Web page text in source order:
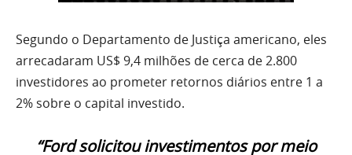
Segundo o Departamento de Justiça americano, eles
arrecadaram US$ 9,4 milhões de cerca de 2.800
investidores ao prometer retornos diários entre 1 a
2% sobre o capital investido.
“Ford solicitou investimentos por meio